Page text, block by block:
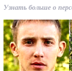
Узнать больше о